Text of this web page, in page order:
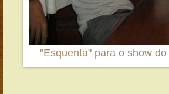
"Esquenta" para o show